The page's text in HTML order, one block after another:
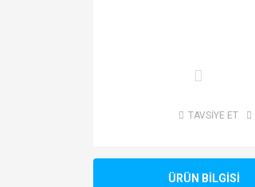
TAVSİYE ET
ÜRÜN BİLGİSİ